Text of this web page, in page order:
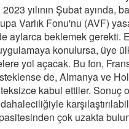
2023 yılının Şubat ayında,
Varlık Fonu'nu (AVF)
aylarca beklemek gerekti.
konulursa, üye
yol açacak. Bu fon,
de, Almanya ve
kabul ettiler. Sonuç
çok uzakta